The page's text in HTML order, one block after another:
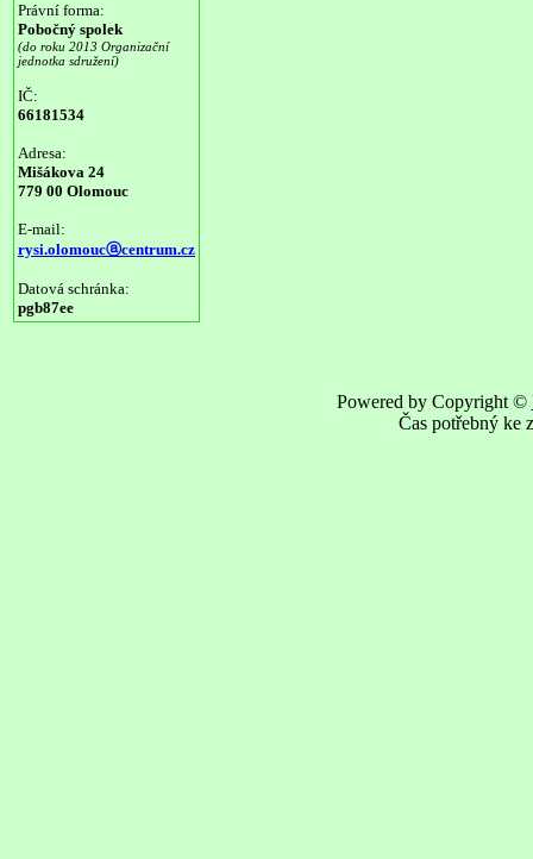
Právní forma:
Pobočný spolek
(do roku 2013 Organizační
jednotka sdružení)
IČ:
66181534
Adresa:
Mišákova 24
779 00 Olomouc
E-mail:
rysi.olomoucⓐcentrum.cz
Datová schránka:
pgb87ee
Powered by Copyright ©
Čas potřebný ke